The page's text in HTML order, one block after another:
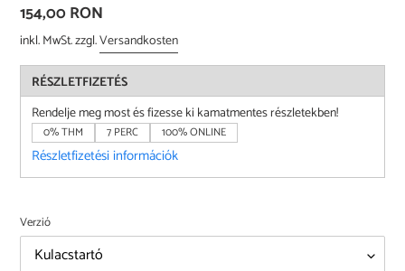
Normaler
Preis
154,00 RON
inkl. MwSt. zzgl.Versandkosten
RÉSZLETFIZETÉS
Rendelje meg most és fizesse ki kamatmentes részletekben!
0% THM 7 PERC 100% ONLINE
Részletfizetési információk
Verzió